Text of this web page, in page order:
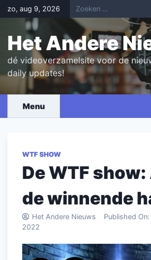
Skip
to
content
zo, aug 9, 2026
Het Andere
dé videoverzamelsite voor de
daily updates!
Menu
WTF SHOW
De WTF show:
de winnende
Het Andere Nieuws Published On:
2022
Videospeler